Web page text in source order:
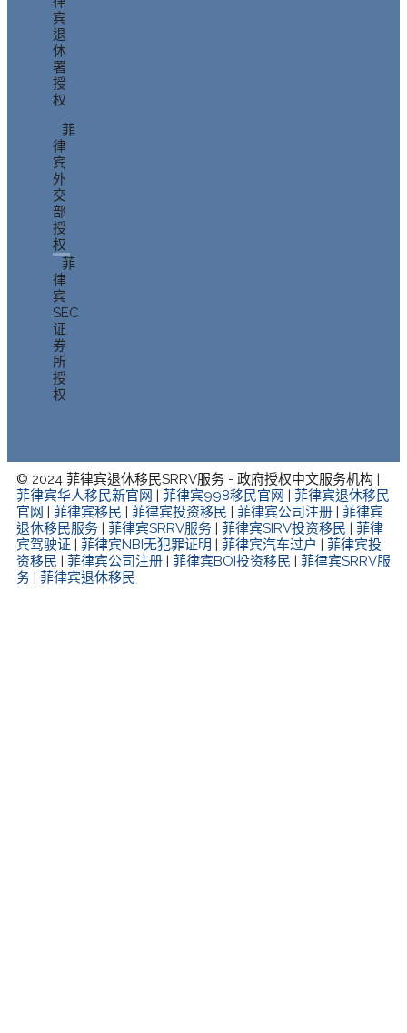
宾
退
休
署
授
权
菲
律
宾
外
交
部
授
权
菲
律
宾
SEC
证
券
所
授
权
© 2024 菲律宾退休移民SRRV服务 - 政府授权中文服务机构 |
菲律宾华人移民新官网
菲律宾998移民官网
菲律宾退休移民
官网
菲律宾移民 菲律宾投资移民 菲律宾公司注册
菲律宾
退休移民服务
菲律宾SRRV服务 菲律宾SIRV投资移民
菲律
宾驾驶证
菲律宾NBI无犯罪证明 菲律宾汽车过户
菲律宾投
资移民
菲律宾公司注册 菲律宾BOI投资移民
菲律宾SRRV服
务
菲律宾退休移民